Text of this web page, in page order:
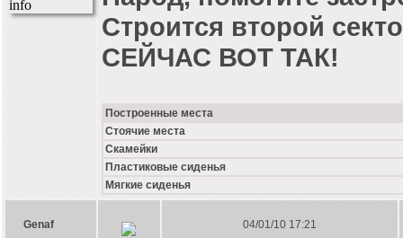
Строится второй
СЕЙЧАС ВОТ ТАК!
Построенные места
Стоячие места
Скамейки
Пластиковые сиденья
Мягкие сиденья
Genaf 04/01/10 17:21